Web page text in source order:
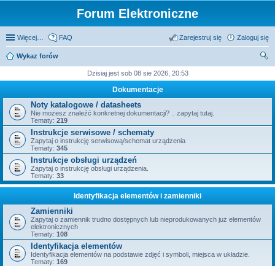
Forum Elektroniczne
Więcej… FAQ Zaloguj się
Zarejestruj się
Wykaz forów
Dzisiaj jest sob 08 sie 2026, 20:53
Dokumentacje
Noty katalogowe / datasheets
Nie możesz znaleźć konkretnej dokumentacji? .. zapytaj tutaj.
Tematy: 219
Instrukcje serwisowe / schematy
Zapytaj o instrukcję serwisową/schemat urządzenia
Tematy: 345
Instrukcje obsługi urządzeń
Zapytaj o instrukcję obsługi urządzenia.
Tematy: 33
Identyfikacja elementów i zamienniki
Zamienniki
Zapytaj o zamiennik trudno dostępnych lub nieprodukowanych już elementów
elektronicznych
Tematy: 108
Identyfikacja elementów
Identyfikacja elementów na podstawie zdjęć i symboli, miejsca w układzie.
Tematy: 169